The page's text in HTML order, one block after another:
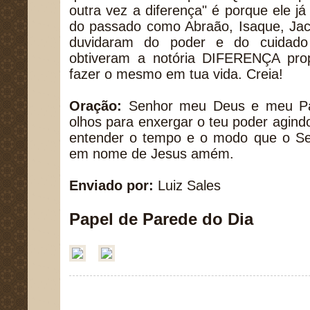
outra vez a diferença" é porque ele
do passado como Abraão, Isaque,
duvidaram do poder e do
obtiveram a notória DIFERENÇA
fazer o mesmo em tua vida. Creia!
Oração: Senhor meu Deus e meu
olhos para enxergar o teu poder
entender o tempo e o modo que o
em nome de Jesus amém.
Enviado por: Luiz Sales
Papel de Parede do Dia